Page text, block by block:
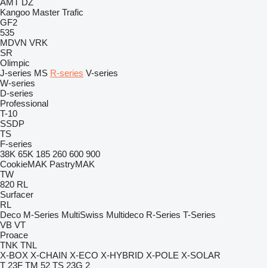
AMT DZ
Kangoo Master Trafic
GF2
535
MDVN VRK
SR
Olimpic
J-series MS R-series V-series
W-series
D-series
Professional
T-10
SSDP
TS
F-series
38K 65K 185 260 600 900
CookieMAK PastryMAK
TW
820 RL
Surfacer
RL
Deco M-Series MultiSwiss Multideco R-Series T-Series
VB VT
Proace
TNK TNL
X-BOX X-CHAIN X-ECO X-HYBRID X-POLE X-SOLAR
T 23F TM 52 TS 23G 2